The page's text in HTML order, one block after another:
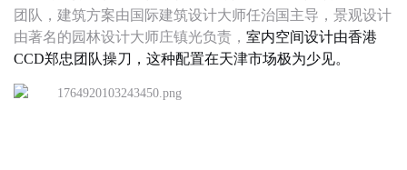
团队，建筑方案由国际建筑设计大师任治国主导，景观设计
由著名的园林设计大师庄镇光负责， 室内空间设计由香港
CCD郑忠团队操刀，这种配置在天津市场极为少见。